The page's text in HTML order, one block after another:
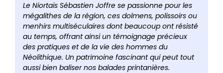
Le Niortais Sébastien Joffre se passionne pour les
mégalithes de la région, ces dolmens, polissoirs ou
menhirs multiséculaires dont beaucoup ont résisté
au temps, offrant ainsi un témoignage précieux
des pratiques et de la vie des hommes du
Néolithique. Un patrimoine fascinant qui peut tout
aussi bien baliser nos balades printanières.